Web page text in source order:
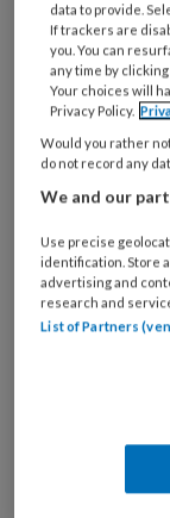
Het
Hoe heeft
data to provide.
If trackers are
you. You can
any time by
Your choices will
Privacy Policy.
Would you rather
do not record any
We and our
Use precise
identification. Store
advertising and
research and
List of Partners